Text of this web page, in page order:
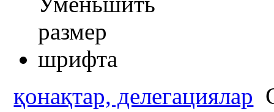
қонақтар, делегациялар